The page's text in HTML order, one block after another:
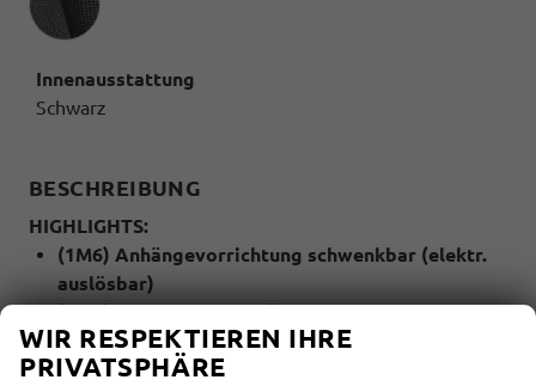
Innenausstattung
Schwarz
BESCHREIBUNG
HIGHLIGHTS:
(1M6) Anhängevorrichtung schwenkbar (elektr.
auslösbar)
(9AK) Klimaautomatik (Climatronic mit
Stauluftregelung)
(QR9) Verkehrszeichenerkennung
WIR RESPEKTIEREN IHRE
PRIVATSPHÄRE